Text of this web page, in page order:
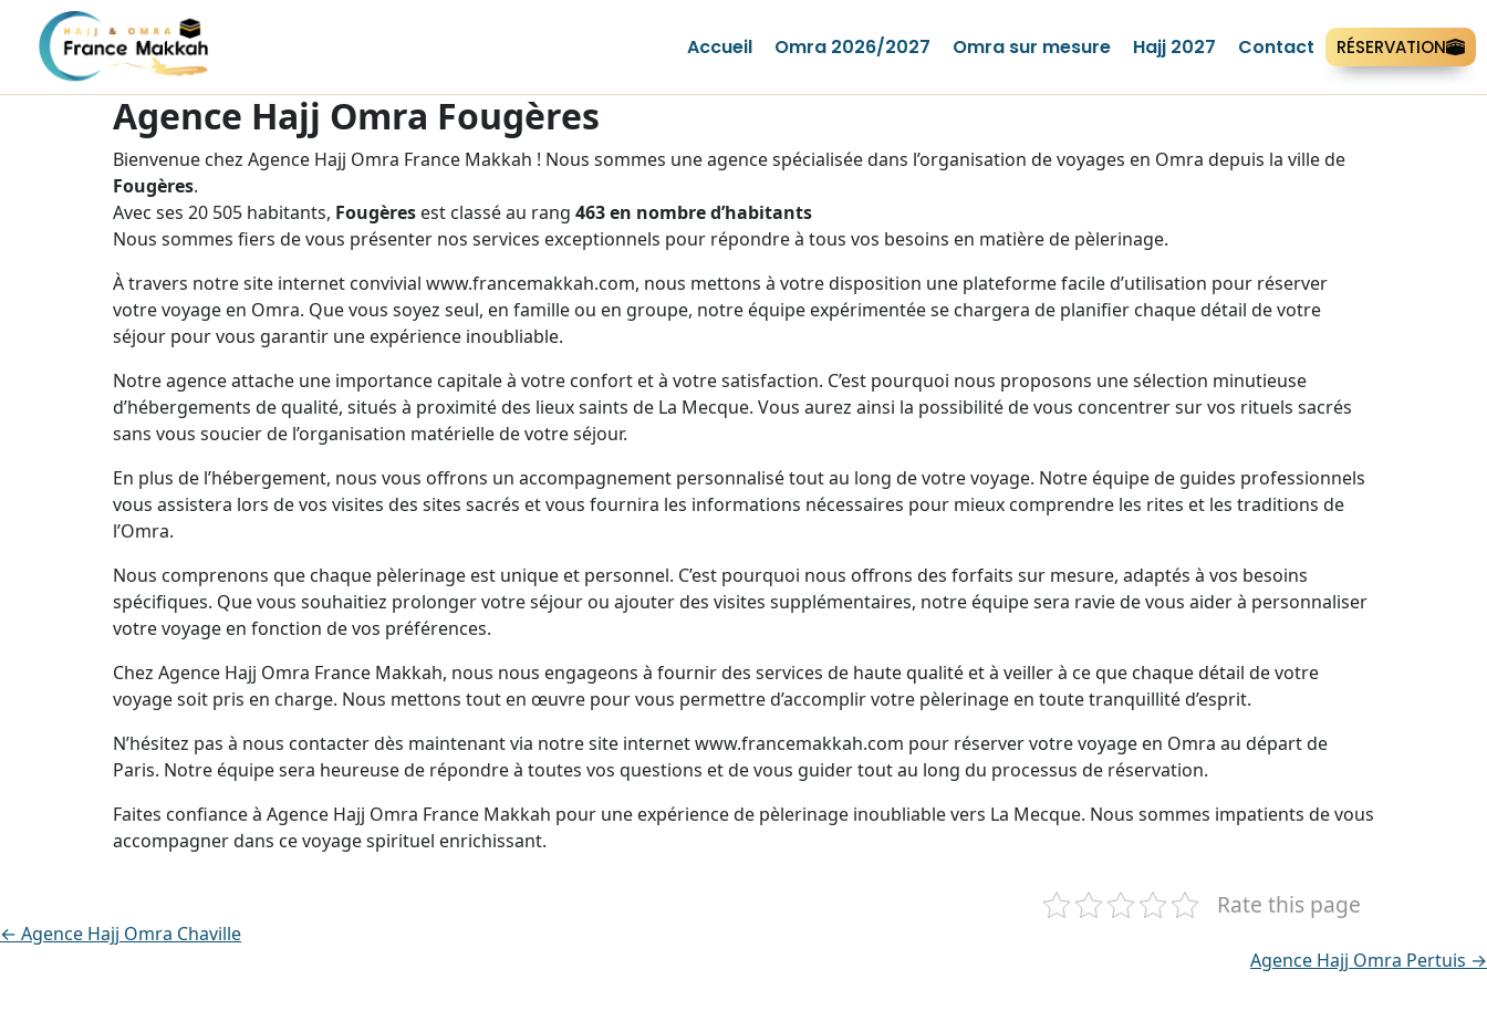
Accueil Omra 2026/2027 Omra sur mesure Hajj 2027 Contact RÉSERVATION
Agence Hajj Omra Fougères
Bienvenue chez Agence Hajj Omra France Makkah ! Nous sommes une agence spécialisée dans l’organisation de voyages en Omra depuis la ville de
Fougères.
Avec ses 20 505 habitants, Fougères est classé au rang 463 en nombre d’habitants
Nous sommes fiers de vous présenter nos services exceptionnels pour répondre à tous vos besoins en matière de pèlerinage.
À travers notre site internet convivial www.francemakkah.com, nous mettons à votre disposition une plateforme facile d’utilisation pour réserver
votre voyage en Omra. Que vous soyez seul, en famille ou en groupe, notre équipe expérimentée se chargera de planifier chaque détail de votre
séjour pour vous garantir une expérience inoubliable.
Notre agence attache une importance capitale à votre confort et à votre satisfaction. C’est pourquoi nous proposons une sélection minutieuse
d’hébergements de qualité, situés à proximité des lieux saints de La Mecque. Vous aurez ainsi la possibilité de vous concentrer sur vos rituels sacrés
sans vous soucier de l’organisation matérielle de votre séjour.
En plus de l’hébergement, nous vous offrons un accompagnement personnalisé tout au long de votre voyage. Notre équipe de guides professionnels
vous assistera lors de vos visites des sites sacrés et vous fournira les informations nécessaires pour mieux comprendre les rites et les traditions de
l’Omra.
Nous comprenons que chaque pèlerinage est unique et personnel. C’est pourquoi nous offrons des forfaits sur mesure, adaptés à vos besoins
spécifiques. Que vous souhaitiez prolonger votre séjour ou ajouter des visites supplémentaires, notre équipe sera ravie de vous aider à personnaliser
votre voyage en fonction de vos préférences.
Chez Agence Hajj Omra France Makkah, nous nous engageons à fournir des services de haute qualité et à veiller à ce que chaque détail de votre
voyage soit pris en charge. Nous mettons tout en œuvre pour vous permettre d’accomplir votre pèlerinage en toute tranquillité d’esprit.
N’hésitez pas à nous contacter dès maintenant via notre site internet www.francemakkah.com pour réserver votre voyage en Omra au départ de
Paris. Notre équipe sera heureuse de répondre à toutes vos questions et de vous guider tout au long du processus de réservation.
Faites confiance à Agence Hajj Omra France Makkah pour une expérience de pèlerinage inoubliable vers La Mecque. Nous sommes impatients de vous
accompagner dans ce voyage spirituel enrichissant.
Rate this page
← Agence Hajj Omra Chaville
Agence Hajj Omra Pertuis →